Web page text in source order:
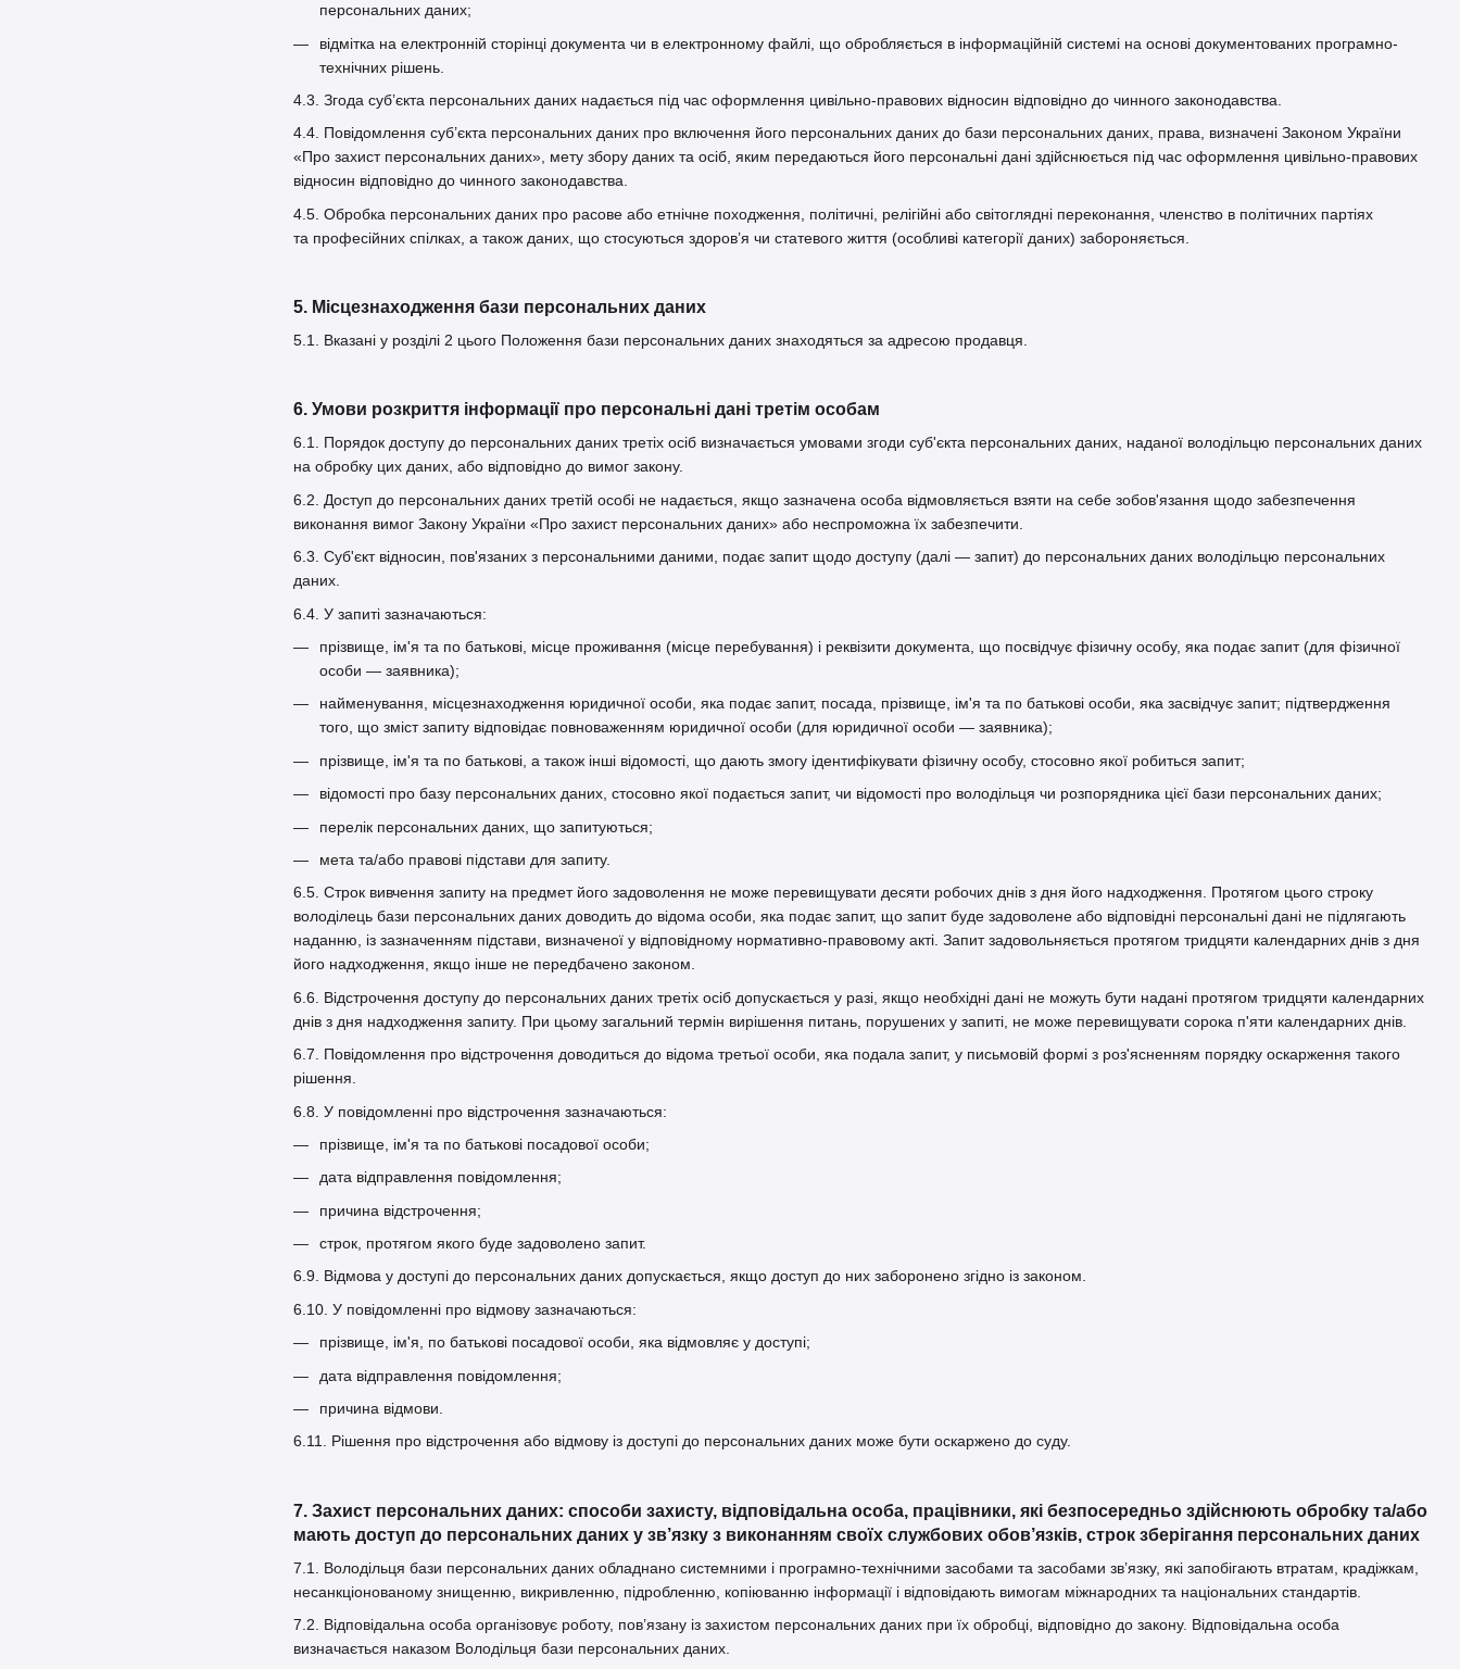
персональних даних;
відмітка на електронній сторінці документа чи в електронному файлі, що обробляється в інформаційній системі на основі документованих програмно-
технічних рішень.
4.3. Згода суб’єкта персональних даних надається під час оформлення цивільно-правових відносин відповідно до чинного законодавства.
4.4. Повідомлення суб’єкта персональних даних про включення його персональних даних до бази персональних даних, права, визначені Законом України
«Про захист персональних даних», мету збору даних та осіб, яким передаються його персональні дані здійснюється під час оформлення цивільно-правових
відносин відповідно до чинного законодавства.
4.5. Обробка персональних даних про расове або етнічне походження, політичні, релігійні або світоглядні переконання, членство в політичних партіях
та професійних спілках, а також даних, що стосуються здоров’я чи статевого життя (особливі категорії даних) забороняється.
5. Місцезнаходження бази персональних даних
5.1. Вказані у розділі 2 цього Положення бази персональних даних знаходяться за адресою продавця.
6. Умови розкриття інформації про персональні дані третім особам
6.1. Порядок доступу до персональних даних третіх осіб визначається умовами згоди суб'єкта персональних даних, наданої володільцю персональних даних
на обробку цих даних, або відповідно до вимог закону.
6.2. Доступ до персональних даних третій особі не надається, якщо зазначена особа відмовляється взяти на себе зобов'язання щодо забезпечення
виконання вимог Закону України «Про захист персональних даних» або неспроможна їх забезпечити.
6.3. Суб'єкт відносин, пов'язаних з персональними даними, подає запит щодо доступу (далі — запит) до персональних даних володільцю персональних
даних.
6.4. У запиті зазначаються:
прізвище, ім'я та по батькові, місце проживання (місце перебування) і реквізити документа, що посвідчує фізичну особу, яка подає запит (для фізичної
особи — заявника);
найменування, місцезнаходження юридичної особи, яка подає запит, посада, прізвище, ім'я та по батькові особи, яка засвідчує запит; підтвердження
того, що зміст запиту відповідає повноваженням юридичної особи (для юридичної особи — заявника);
прізвище, ім'я та по батькові, а також інші відомості, що дають змогу ідентифікувати фізичну особу, стосовно якої робиться запит;
відомості про базу персональних даних, стосовно якої подається запит, чи відомості про володільця чи розпорядника цієї бази персональних даних;
перелік персональних даних, що запитуються;
мета та/або правові підстави для запиту.
6.5. Строк вивчення запиту на предмет його задоволення не може перевищувати десяти робочих днів з дня його надходження. Протягом цього строку
володілець бази персональних даних доводить до відома особи, яка подає запит, що запит буде задоволене або відповідні персональні дані не підлягають
наданню, із зазначенням підстави, визначеної у відповідному нормативно-правовому акті. Запит задовольняється протягом тридцяти календарних днів з дня
його надходження, якщо інше не передбачено законом.
6.6. Відстрочення доступу до персональних даних третіх осіб допускається у разі, якщо необхідні дані не можуть бути надані протягом тридцяти календарних
днів з дня надходження запиту. При цьому загальний термін вирішення питань, порушених у запиті, не може перевищувати сорока п'яти календарних днів.
6.7. Повідомлення про відстрочення доводиться до відома третьої особи, яка подала запит, у письмовій формі з роз'ясненням порядку оскарження такого
рішення.
6.8. У повідомленні про відстрочення зазначаються:
прізвище, ім'я та по батькові посадової особи;
дата відправлення повідомлення;
причина відстрочення;
строк, протягом якого буде задоволено запит.
6.9. Відмова у доступі до персональних даних допускається, якщо доступ до них заборонено згідно із законом.
6.10. У повідомленні про відмову зазначаються:
прізвище, ім'я, по батькові посадової особи, яка відмовляє у доступі;
дата відправлення повідомлення;
причина відмови.
6.11. Рішення про відстрочення або відмову із доступі до персональних даних може бути оскаржено до суду.
7. Захист персональних даних: способи захисту, відповідальна особа, працівники, які безпосередньо здійснюють обробку та/або
мають доступ до персональних даних у зв’язку з виконанням своїх службових обов’язків, строк зберігання персональних даних
7.1. Володільця бази персональних даних обладнано системними і програмно-технічними засобами та засобами зв’язку, які запобігають втратам, крадіжкам,
несанкціонованому знищенню, викривленню, підробленню, копіюванню інформації і відповідають вимогам міжнародних та національних стандартів.
7.2. Відповідальна особа організовує роботу, пов’язану із захистом персональних даних при їх обробці, відповідно до закону. Відповідальна особа
визначається наказом Володільця бази персональних даних.